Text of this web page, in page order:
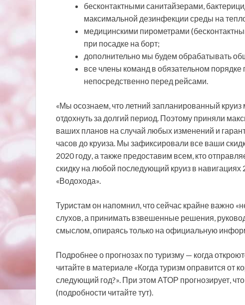
бесконтактными санитайзерами,
максимальной дезинфекции среды на
медицинскими пирометрами
при посадке на борт;
дополнительно мы будем обрабатывать
все члены команд в обязательном
непосредственно перед рейсами.
«Мы осознаем, что летний запланированный
отдохнуть за долгий период. Поэтому приняли
ваших планов на случай любых изменений и
часов до круиза. Мы зафиксировали все ваши
2020 году, а также предоставим всем, кто
скидку на любой последующий круиз в
«Водохода».
Туристам он напомнил, что сейчас крайне важно
слухов, а принимать взвешенные решения,
смыслом, опираясь только на официальную
Подробнее о прогнозах по туризму — когда
читайте в материале «Когда туризм оправится от
следующий год?». При этом АТОР прогнозирует,
(подробности читайте тут).